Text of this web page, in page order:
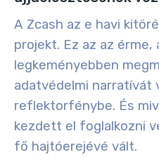
A Zcash az e havi
projekt. Ez az az érme,
legkeményebben
adatvédelmi narratívát
reflektorfénybe. És
kezdett el foglalkozni
fő hajtóerejévé vált.